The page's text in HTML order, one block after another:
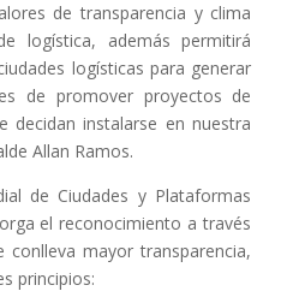
de transparencia y clima
logística, además permitirá
logísticas para generar
de promover proyectos de
decidan instalarse en nuestra
Allan Ramos.
de Ciudades y Plataformas
el reconocimiento a través
conlleva mayor transparencia,
principios: